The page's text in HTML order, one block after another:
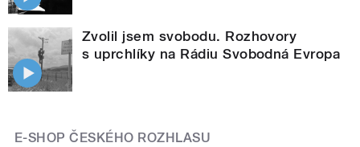
Zvolil jsem svobodu. Rozhovory
s uprchlíky na Rádiu Svobodná Evropa
E-SHOP ČESKÉHO ROZHLASU